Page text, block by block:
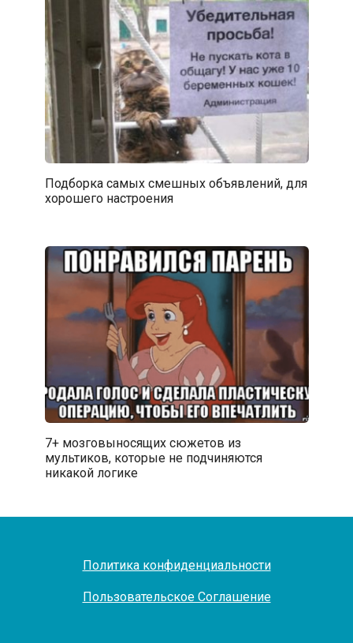
Подборка самых смешных объявлений, для
хорошего настроения
7+ мозговыносящих сюжетов из
мультиков, которые не подчиняются
никакой логике
Политика конфиденциальности
Пользовательское Соглашение